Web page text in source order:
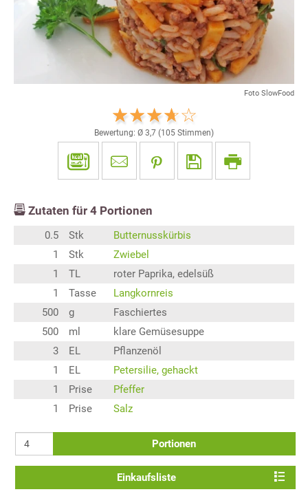
Foto SlowFood
Bewertung: Ø 3,7 (105 Stimmen)
Zutaten für 4 Portionen
0.5 Stk
Butternusskürbis
1
Stk
Zwiebel
1
TL
roter Paprika, edelsüß
1
Tasse
Langkornreis
500
g
Faschiertes
500
ml
klare Gemüsesuppe
3
EL
Pflanzenöl
1
EL
Petersilie, gehackt
1
Prise
Pfeffer
1
Prise Salz
Portionen
Einkaufsliste